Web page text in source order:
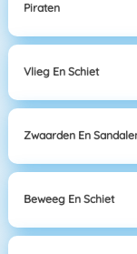
Piraten
Vlieg En Schiet
Zwaarden En
Beweeg En Schiet